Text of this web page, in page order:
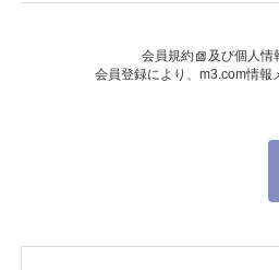
会員規約 及び個人情
会員登録により、 m3.com情報